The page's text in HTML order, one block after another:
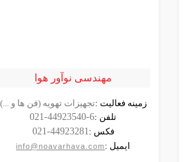
مهندسی نوآور هوا
مشاهده
شرکت
زمینه فعالیت :تجهیزات تهویه (فن ها و ...)
تلفن :021-44923540-6
فکس : 021-44923281
ایمیل :info@noavarhava.com